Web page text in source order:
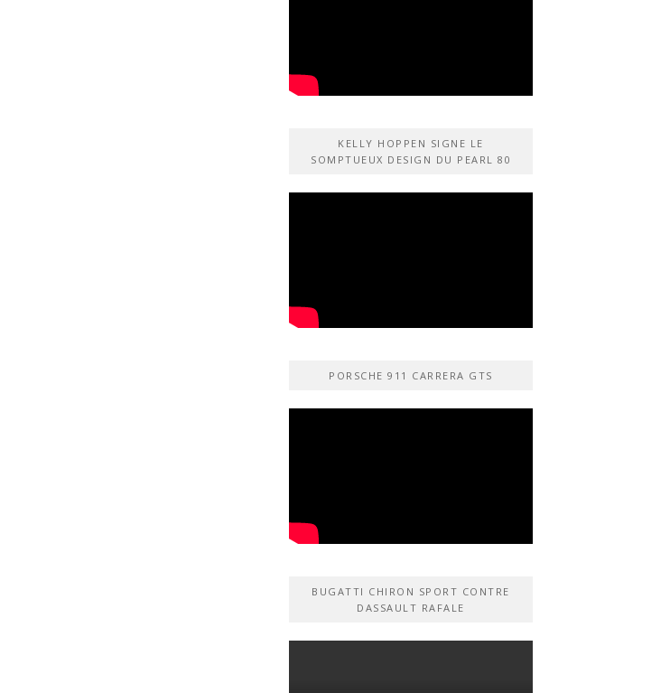
KELLY HOPPEN SIGNE LE
SOMPTUEUX DESIGN DU PEARL 80
PORSCHE 911 CARRERA GTS
BUGATTI CHIRON SPORT CONTRE
DASSAULT RAFALE